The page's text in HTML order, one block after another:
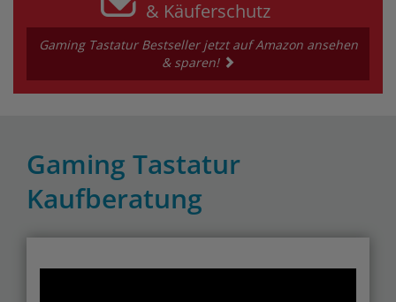
& Käuferschutz
Gaming Tastatur Bestseller jetzt auf Amazon ansehen
& sparen!
Gaming Tastatur
Kaufberatung